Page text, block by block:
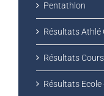
Pentathlon
Résultats Athlé
Résultats
Résultats